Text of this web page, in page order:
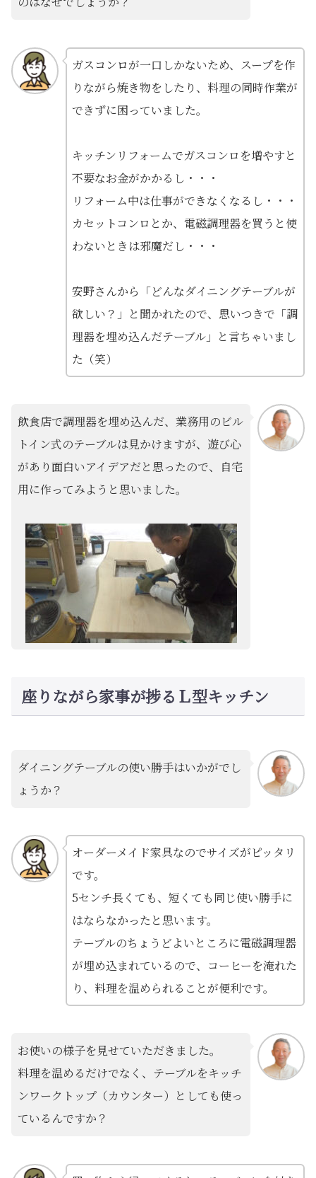
ガスコンロが一口しかないため、スープを作
りながら焼き物をしたり、料理の同時作業が
できずに困っていました。
キッチンリフォームでガスコンロを増やすと
不要なお金がかかるし・・・
リフォーム中は仕事ができなくなるし・・・
カセットコンロとか、電磁調理器を買うと使
わないときは邪魔だし・・・
安野さんから「どんなダイニングテーブルが
欲しい？」と聞かれたので、思いつきで「調
理器を埋め込んだテーブル」と言ちゃいまし
た（笑）
飲食店で調理器を埋め込んだ、業務用のビル
トイン式のテーブルは見かけますが、遊び心
があり面白いアイデアだと思ったので、自宅
用に作ってみようと思いました。
座りながら家事が捗るＬ型キッチン
ダイニングテーブルの使い勝手はいかがでし
ょうか？
オーダーメイド家具なのでサイズがピッタリ
です。
5センチ長くても、短くても同じ使い勝手に
はならなかったと思います。
テーブルのちょうどよいところに電磁調理器
が埋め込まれているので、コーヒーを淹れた
り、料理を温められることが便利です。
お使いの様子を見せていただきました。
料理を温めるだけでなく、テーブルをキッチ
ンワークトップ（カウンター）としても使っ
ているんですか？